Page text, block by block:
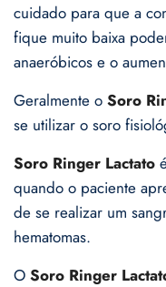
cuidado para que a
fique muito baixa
anaeróbicos e o
Geralmente o Soro
se utilizar o soro
Soro Ringer Lactato
quando o paciente
de se realizar um
hematomas.
O Soro Ringer